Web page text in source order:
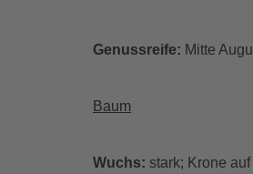
Genussreife: Mitte
Baum
Wuchs: stark; Krone